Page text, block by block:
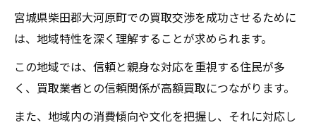
宮城県柴田郡大河原町での買取交渉を成功させるために
は、地域特性を深く理解することが求められます。
この地域では、信頼と親身な対応を重視する住民が多
く、買取業者との信頼関係が高額買取につながります。
また、地域内の消費傾向や文化を把握し、それに対応し